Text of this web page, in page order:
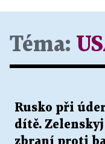
Téma:
Rusko při
dítě.
zbraní proti